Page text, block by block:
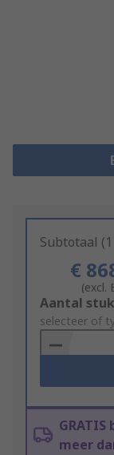
Subtotaal
€
(excl.
Add
to
Basket
Aantal
selecteer of
meer